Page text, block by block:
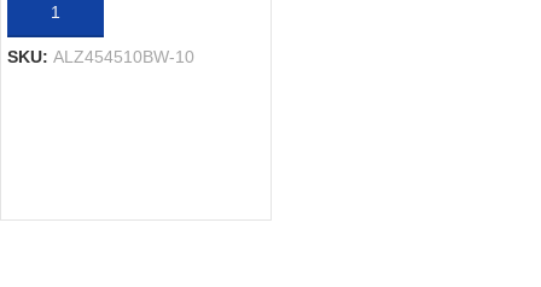
IN DEN WARENKORB
SKU: ALZ454510BW-10